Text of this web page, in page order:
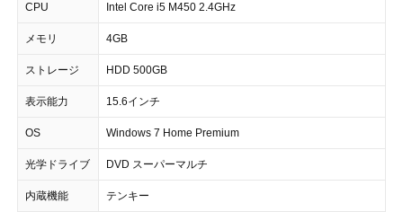
CPU Intel Core i5 M450 2.4GHz
メモリ 4GB
ストレージ HDD 500GB
表示能力 15.6インチ
OS Windows 7 Home Premium
光学ドライブ DVD スーパーマルチ
内蔵機能 テンキー